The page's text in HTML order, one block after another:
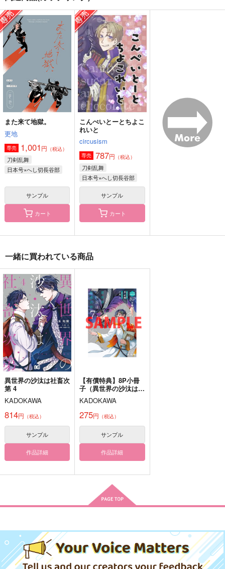
しあわせのかたち3
桔梗寺本堂
2,200円 （税込）
真壁一騎×遠見真矢
サンプル
作品詳細
しあわせのかたち2
桔梗寺本堂
2,750円（税込）
真壁一騎×遠見真矢
サンプル
作品詳細 作品詳細
蜜月
1,100円 （税込）
雑渡昆奈門×高坂陣内左衛門
サンプル
作品詳細
ぼくをもっと気にかけ
正気の沙汰でない
315円（税込）
サンプル
作品詳細
SWORD BEANS CRI
刀ピーシンクロニシテ
ィ100%・改
作品詳細
地獄の沙汰もゼニしだ
（税込）
土井半助×摂津のきり丸
作品詳細 作品詳細
また来て地獄。
更地
専売 1,001 円 （税込）
刀剣乱舞
日本号×へし切長谷部
サンプル
カート
こんぺいとーとちよこ
れいと
circusism
専売 787円 （税込）
刀剣乱舞
日本号×へし切長谷部
サンプル
カート
一緒に買われている商品
異世界の沙汰は社畜次
第 4
KADOKAWA
814円 （税込）
サンプル
作品詳細
【有償特典】8P小冊
子（異世界の沙汰は社
畜次第 7）
KADOKAWA
275円 （税込）
サンプル
作品詳細